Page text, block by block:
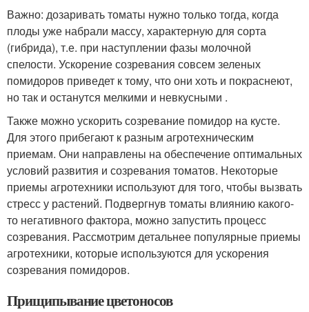
Важно: дозаривать томаты нужно только тогда, когда
плоды уже набрали массу, характерную для сорта
(гибрида), т.е. при наступлении фазы молочной
спелости. Ускорение созревания совсем зеленых
помидоров приведет к тому, что они хоть и покраснеют,
но так и останутся мелкими и невкусными .
Также можно ускорить созревание помидор на кусте.
Для этого прибегают к разным агротехническим
приемам. Они направлены на обеспечение оптимальных
условий развития и созревания томатов. Некоторые
приемы агротехники используют для того, чтобы вызвать
стресс у растений. Подвергнув томаты влиянию какого-
то негативного фактора, можно запустить процесс
созревания. Рассмотрим детальнее популярные приемы
агротехники, которые используются для ускорения
созревания помидоров.
Прищипывание цветоносов